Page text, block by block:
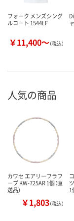
フォーク メンズシング
ルコート 1544LF
￥11,400～（税込）
人気の商品
カワセ エアリーフラフ
ープ KW-725AR 1個（直
送品）
￥1,803（税込）
1